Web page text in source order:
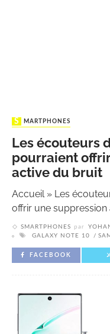
SMARTPHONES
Les écouteurs
pourraient
active du bruit
Accueil» Les
offrir une
SMARTPHONES par
GALAXY NOTE 10
FACEBOOK